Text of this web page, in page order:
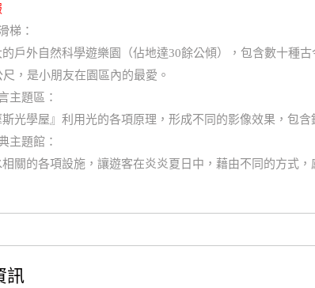
梯：
的戶外自然科學遊樂園（佔地達30餘公傾），包含數十種
，是小朋友在園區內的最愛。
主題區：
斯光學屋』利用光的各項原理，形成不同的影像效果，包
主題館：
關的各項設施，讓遊客在炎炎夏日中，藉由不同的方式
訊